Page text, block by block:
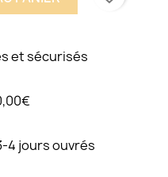
et sécurisés
4 jours ouvrés